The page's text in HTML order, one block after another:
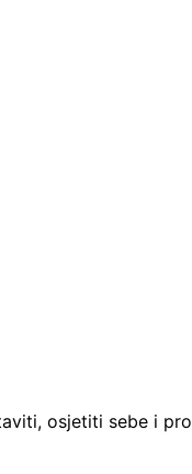
osjetiti sebe i